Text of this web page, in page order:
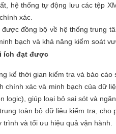
hệ thống tự động lưu các tệp
xác.
đồng bộ về hệ thống trung
bạch và khả năng kiểm soát
ích đạt được
kể thời gian kiểm tra và báo cáo
chính xác và minh bạch của dữ
logic), giúp loại bỏ sai sót và
toàn bộ dữ liệu kiểm tra,
trình và tối ưu hiệu quả vận hành.